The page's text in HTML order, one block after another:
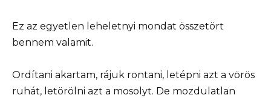
Ez az egyetlen leheletnyi mondat összetört
bennem valamit.
Ordítani akartam, rájuk rontani, letépni azt a vörös
ruhát, letörölni azt a mosolyt. De mozdulatlan